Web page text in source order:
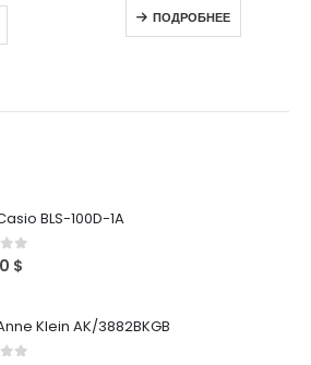
ПОДРОБНЕЕ
BLS-100D-1A
of 5
$
Klein AK/3882BKGB